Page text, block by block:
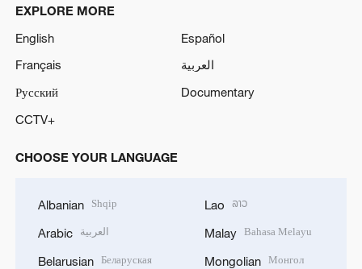
EXPLORE MORE
English
Español
Français
العربية
Русский
Documentary
CCTV+
CHOOSE YOUR LANGUAGE
Albanian Shqip
Arabic العربية
Belarusian Беларуская
Lao ລາວ
Malay Bahasa Melayu
Mongolian Монгол